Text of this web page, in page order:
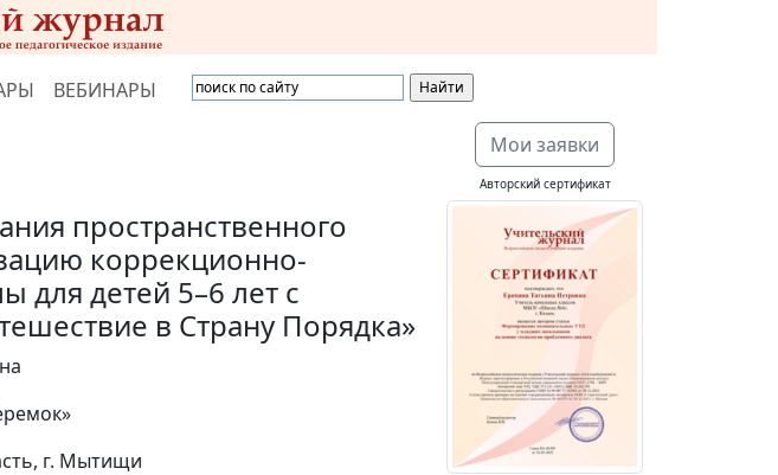
ВЕБИНАРЫ
пространственного
коррекционно-
детей 5–6 лет с
в Страну Порядка»
г. Мытищи
Мои заявки
Авторский сертификат